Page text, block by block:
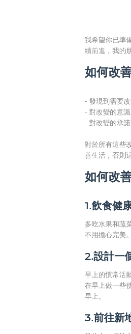
我希望你已準
續前進，我的
如何改
- 發現到需要
- 對改變的意識
- 對改變的承諾
對於所有這些
善生活，否則
如何改
1.飲食健
多吃水果和蔬
不用擔心完美
2.設計一
早上的慣常活
在早上做一些
早上。
3.前往新